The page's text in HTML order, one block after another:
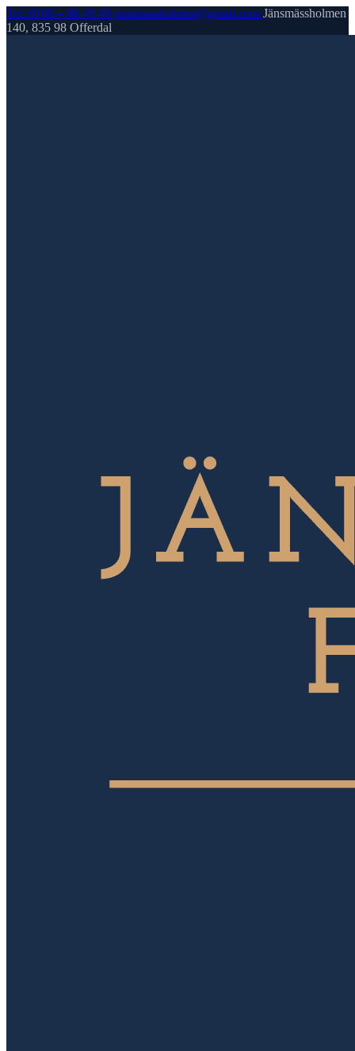
Tel: 0708 – 86 49 49 jansmassholmen@gmail.com Jänsmässholmen
140, 835 98 Offerdal